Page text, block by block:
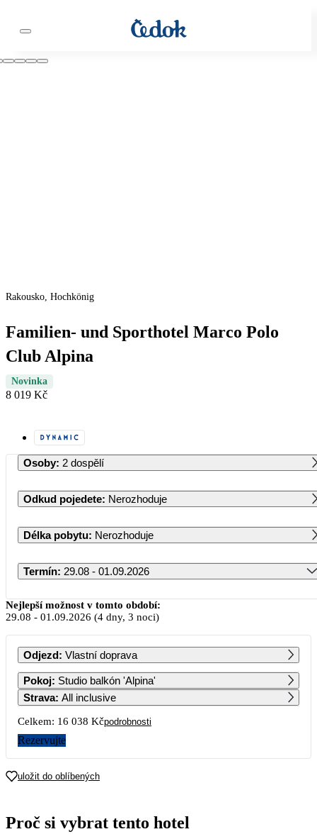
Rakousko, Hochkönig
Familien- und Sporthotel Marco Polo
Club Alpina
Novinka
8 019 Kč
Osoby: 2 dospělí
Odkud pojedete: Nerozhoduje
Délka pobytu: Nerozhoduje
Termín: 29.08 - 01.09.2026
Srpen 2026
PO ÚT ST ČT PÁ SO NE
1 2
3 4 5 6 7 8 9
10
17 569 17 189 16 819 16 439 16 439
17 18
24
16 439
25 26 27
Nejlepší možnost v tomto období:
29.08 - 01.09.2026 (4 dny, 3 noci)
Odjezd: Vlastní doprava
Pokoj: Studio balkón 'Alpina'
Strava: All inclusive
Celkem: 16 038 Kčpodrobnosti
Rezervujte
uložit do oblíbených
Proč si vybrat tento hotel